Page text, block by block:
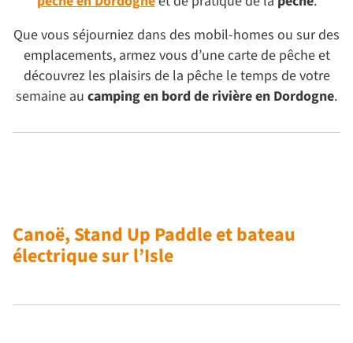
Que vous séjourniez dans des mobil-homes ou sur des
emplacements, armez vous d’une carte de pêche et
découvrez les plaisirs de la pêche le temps de votre
semaine au camping en bord de rivière en Dordogne.
Canoë, Stand Up Paddle et bateau
électrique sur l’Isle